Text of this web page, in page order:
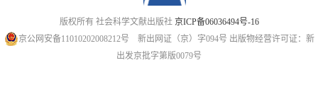
版权所有 社会科学文献出版社 京ICP备06036494号-16
京公网安备11010202008212号 新出网证（京）字094号 出版物经营许可证：新
出发京批字第版0079号